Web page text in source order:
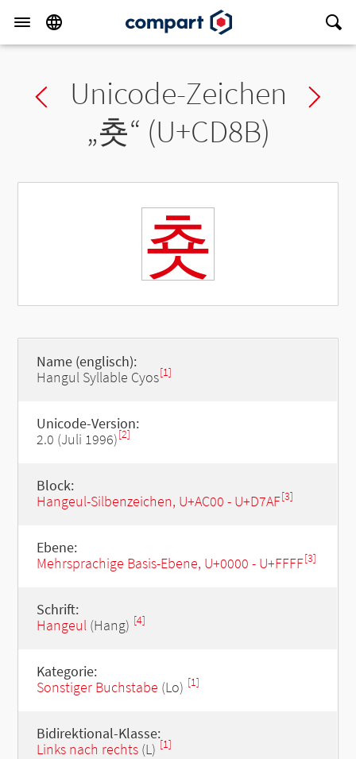
Previous char
Unicode-Zeichen
„춋“ (U+CD8B)
춋
Name (englisch):
Hangul Syllable Cyos[1]
Unicode-Version:
2.0 (Juli 1996)[2]
Block:
Hangeul-Silbenzeichen, U+AC00 - U+D7AF[3]
Ebene:
Mehrsprachige Basis-Ebene, U+0000 - U+FFFF[3]
Schrift:
Hangeul(Hang) [4]
Kategorie:
Sonstiger Buchstabe (Lo) [1]
Bidirektional-Klasse:
Links nach rechts(L) [1]